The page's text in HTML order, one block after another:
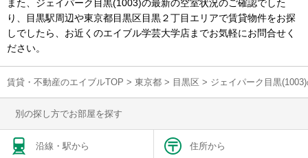
また、ジェイパーク目黒(1003)の最新の空室状況のご確認でした
り、目黒駅周辺や東京都目黒区目黒２丁目エリアで賃貸物件をお探
しでしたら、お近くのエイブル学芸大学店までお気軽にお問合せく
ださい。
賃貸・不動産のエイブルTOP > 東京都 > 目黒区 > ジェイパーク目黒
別の探し方でお部屋を探す
沿線・駅から 住所から